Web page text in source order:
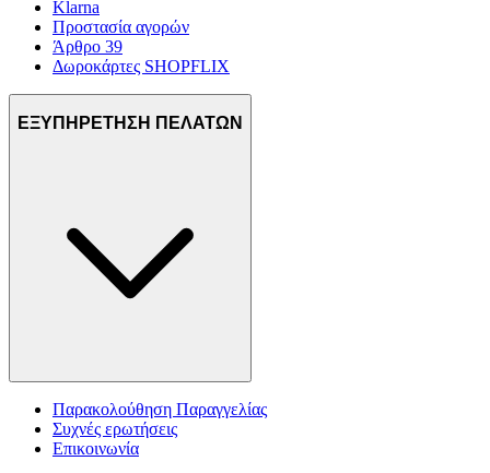
Klarna
Προστασία αγορών
Άρθρο 39
Δωροκάρτες SHOPFLIX
ΕΞΥΠΗΡΕΤΗΣΗ ΠΕΛΑΤΩΝ
Παρακολούθηση Παραγγελίας
Συχνές ερωτήσεις
Επικοινωνία